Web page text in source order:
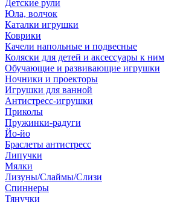
Детские рули
Юла, волчок
Каталки игрушки
Коврики
Качели напольные и подвесные
Коляски для детей и аксессуары к ним
Обучающие и развивающие игрушки
Ночники и проекторы
Игрушки для ванной
Антистресс-игрушки
Приколы
Пружинки-радуги
Йо-йо
Браслеты антистресс
Липучки
Мялки
Лизуны/Слаймы/Слизи
Спиннеры
Тянучки